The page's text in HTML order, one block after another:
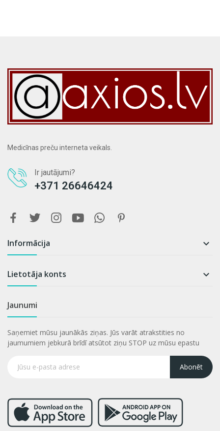
Medicīnas preču interneta veikals.
Ir jautājumi?
+371 26646424
Informācija 
Lietotāja konts 
Jaunumi
Saņemiet mūsu jaunākās ziņas. Jūs varāt atrakstities no
jaumumiem jebkurā brīdī atsūtot ziņu STOP uz mūsu epastu
Abonēt